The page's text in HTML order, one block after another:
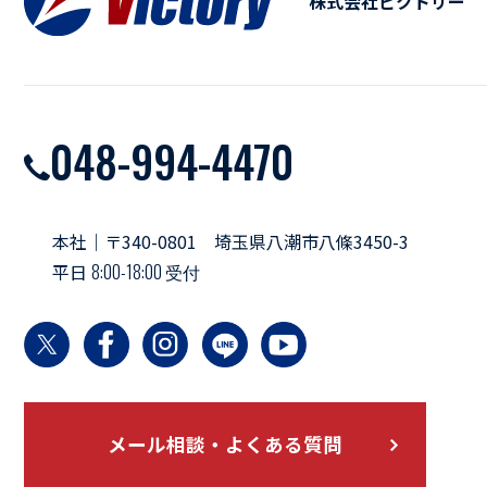
048-994-4470
本社｜〒340-0801 埼玉県八潮市八條3450-3
平日 8:00-18:00 受付
メール相談・よくある質問